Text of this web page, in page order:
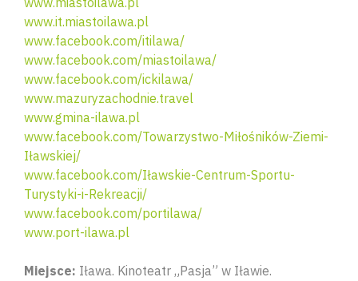
www.it.miastoilawa.pl
www.facebook.com/itilawa/
www.facebook.com/miastoilawa/
www.facebook.com/ickilawa/
www.mazuryzachodnie.travel
www.gmina-ilawa.pl
www.facebook.com/Towarzystwo-Miłośników-Ziemi-
Iławskiej/
www.facebook.com/Iławskie-Centrum-Sportu-
Turystyki-i-Rekreacji/
www.facebook.com/portilawa/
www.port-ilawa.pl
Miejsce: Iława. Kinoteatr „Pasja” w Iławie.